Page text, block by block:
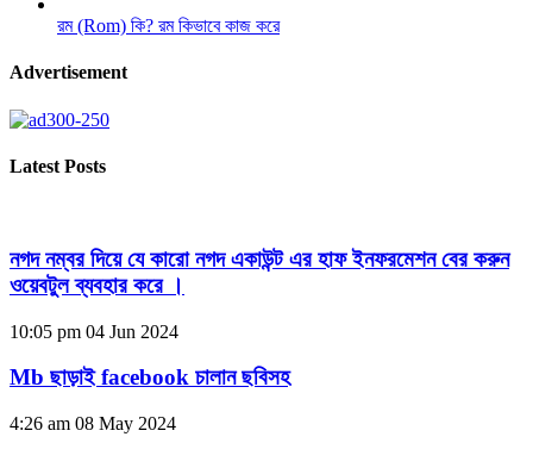
রম (Rom) কি? রম কিভাবে কাজ করে
Advertisement
Latest Posts
নগদ নম্বর দিয়ে যে কারো নগদ একাউন্ট এর হাফ ইনফরমেশন বের করুন
ওয়েবটুল ব্যবহার করে ।
10:05 pm 04 Jun 2024
Mb ছাড়াই facebook চালান ছবিসহ
4:26 am 08 May 2024